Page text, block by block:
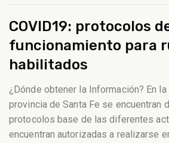
COVID19: protocolos
funcionamiento para
habilitados
¿Dónde obtener la Información? En
provincia de Santa Fe se encuentran
protocolos base de las diferentes
encuentran autorizadas a realizarse